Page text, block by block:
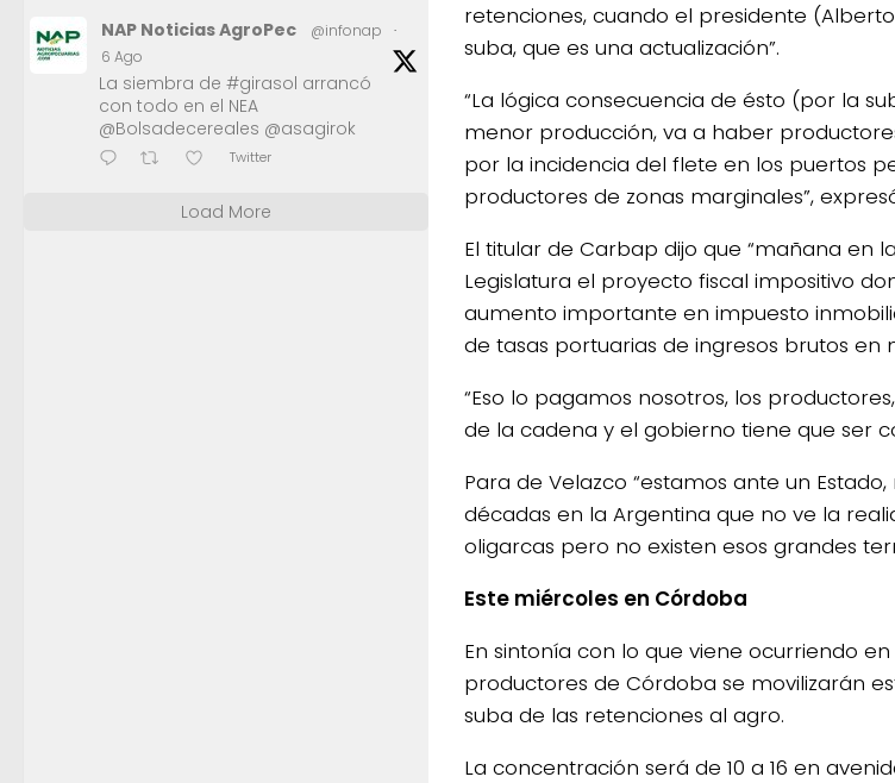
retenciones, cuando el presidente
suba, que es una actualización”.
“La lógica consecuencia de ésto (por la
menor producción, va a haber
por la incidencia del flete en los puertos
productores de zonas marginales”,
El titular de Carbap dijo que “mañana en
Legislatura el proyecto fiscal impositivo
aumento importante en impuesto
de tasas portuarias de ingresos brutos en
“Eso lo pagamos nosotros, los
de la cadena y el gobierno tiene que ser
Para de Velazco “estamos ante un
décadas en la Argentina que no ve la
oligarcas pero no existen esos grandes
Este miércoles en Córdoba
En sintonía con lo que viene ocurriendo
productores de Córdoba se movilizarán
suba de las retenciones al agro.
La concentración será de 10 a 16 en
NAP Noticias AgroPec @infonap
·
6 Ago
La siembra de #girasol arrancó
con todo en el NEA
@Bolsadecereales @asagirok
Twitter
Load More